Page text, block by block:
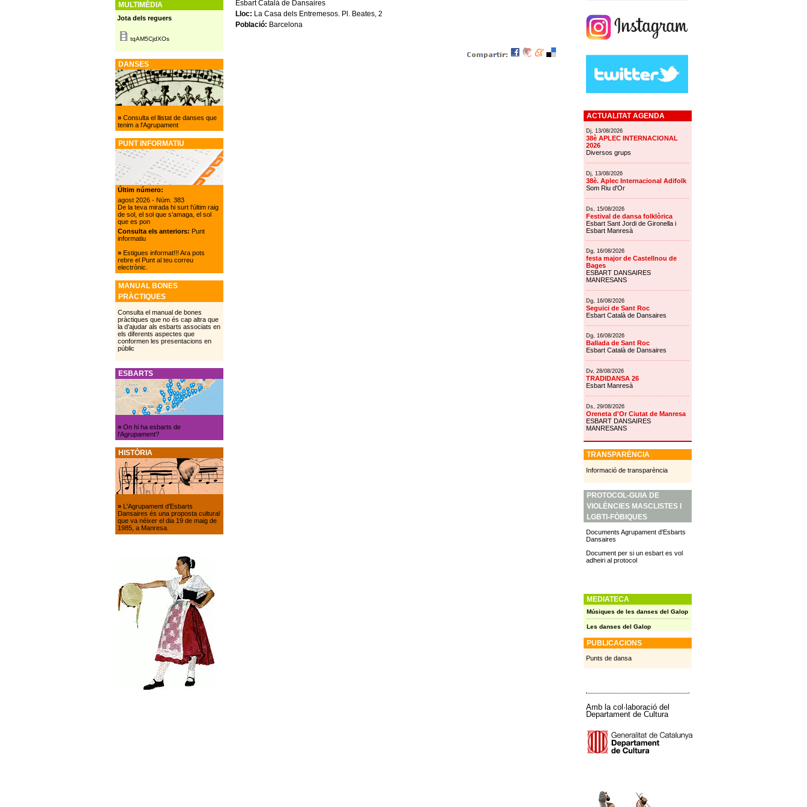
Esbart Català de Dansaires
Lloc: La Casa dels Entremesos. Pl. Beates, 2
Població: Barcelona
MULTIMÈDIA
Jota dels reguers
tqAM5CjdXOs
DANSES
»Consulta el llistat de danses que
tenim a l'Agrupament
PUNT INFORMATIU
Últim número:
agost 2026 - Núm. 383
De la teva mirada hi surt l'últim raig
de sol, el sol que s’amaga, el sol
que es pon
Consulta els anteriors: Punt
informatiu
»Estigues informat!!! Ara pots
rebre el Punt al teu correu
electrònic.
MANUAL BONES
PRÀCTIQUES
Consulta el manual de bones
pràctiques que no és cap altra que
la d’ajudar als esbarts associats en
els diferents aspectes que
conformen les presentacions en
públic
ESBARTS
»On hi ha esbarts de
l’Agrupament?
HISTÒRIA
» L'Agrupament d'Esbarts
Dansaires és una proposta cultural
que va néixer el dia 19 de maig de
1985, a Manresa.
ACTUALITAT AGENDA
Dj, 13/08/2026
38è APLEC INTERNACIONAL
2026
Diversos grups
Dj, 13/08/2026
38è. Aplec Internacional Adifolk
Som Riu d'Or
Ds, 15/08/2026
Festival de dansa folklòrica
Esbart Sant Jordi de Gironella i
Esbart Manresà
Dg, 16/08/2026
festa major de Castellnou de
Bages
ESBART DANSAIRES
MANRESANS
Dg, 16/08/2026
Seguici de Sant Roc
Esbart Català de Dansaires
Dg, 16/08/2026
Ballada de Sant Roc
Esbart Català de Dansaires
Dv, 28/08/2026
TRADIDANSA 26
Esbart Manresà
Ds, 29/08/2026
Oreneta d'Or Ciutat de Manresa
ESBART DANSAIRES
MANRESANS
TRANSPARÈNCIA
Informació de transparència
PROTOCOL-GUIA DE
VIOLÈNCIES MASCLISTES I
LGBTI-FÒBIQUES
Documents Agrupament d'Esbarts
Dansaires
Document per si un esbart es vol
adheiri al protocol
MEDIATECA
Músiques de les danses del Galop
Les danses del Galop
PUBLICACIONS
Punts de dansa
Amb la col·laboració del
Departament de Cultura